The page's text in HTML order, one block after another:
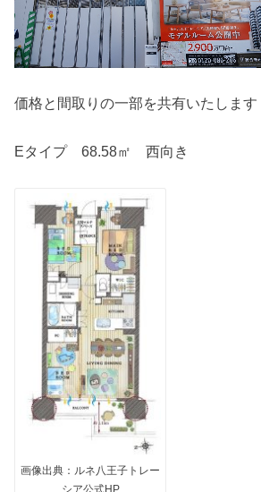
価格と間取りの一部を共有いたします
Eタイプ 68.58㎡ 西向き
画像出典：ルネ八王子トレー
シア公式HP